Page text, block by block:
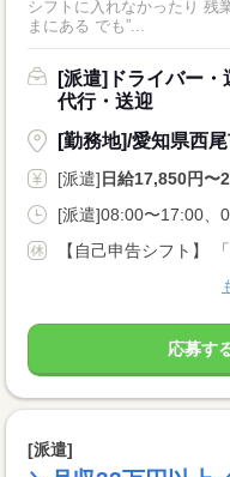
シフトに入れなかったり 残
まにある でも”...
[派遣]ドライバー
代行・送迎
[勤務地]/愛知県西
[派遣] 日給17,850円〜
[派遣]08:00〜17:00、
応募す
[派遣]